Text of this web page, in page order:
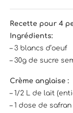
Recette pour 4
Ingrédients:
– 3 blancs d’oeuf
– 30g de sucre
Crème anglaise :
– 1/2 L de lait
– 1 dose de safran